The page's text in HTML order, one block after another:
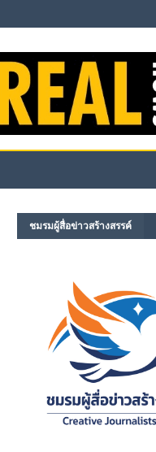
ชมรม​ผู้สื่อข่าวสร้างสรรค์​